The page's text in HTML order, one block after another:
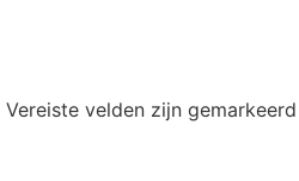
Vereiste velden zijn